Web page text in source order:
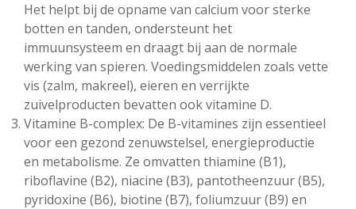
Het helpt bij de opname van calcium voor sterke
botten en tanden, ondersteunt het
immuunsysteem en draagt bij aan de normale
werking van spieren. Voedingsmiddelen zoals vette
vis (zalm, makreel), eieren en verrijkte
zuivelproducten bevatten ook vitamine D.
Vitamine B-complex: De B-vitamines zijn essentieel
voor een gezond zenuwstelsel, energieproductie
en metabolisme. Ze omvatten thiamine (B1),
riboflavine (B2), niacine (B3), pantotheenzuur (B5),
pyridoxine (B6), biotine (B7), foliumzuur (B9) en